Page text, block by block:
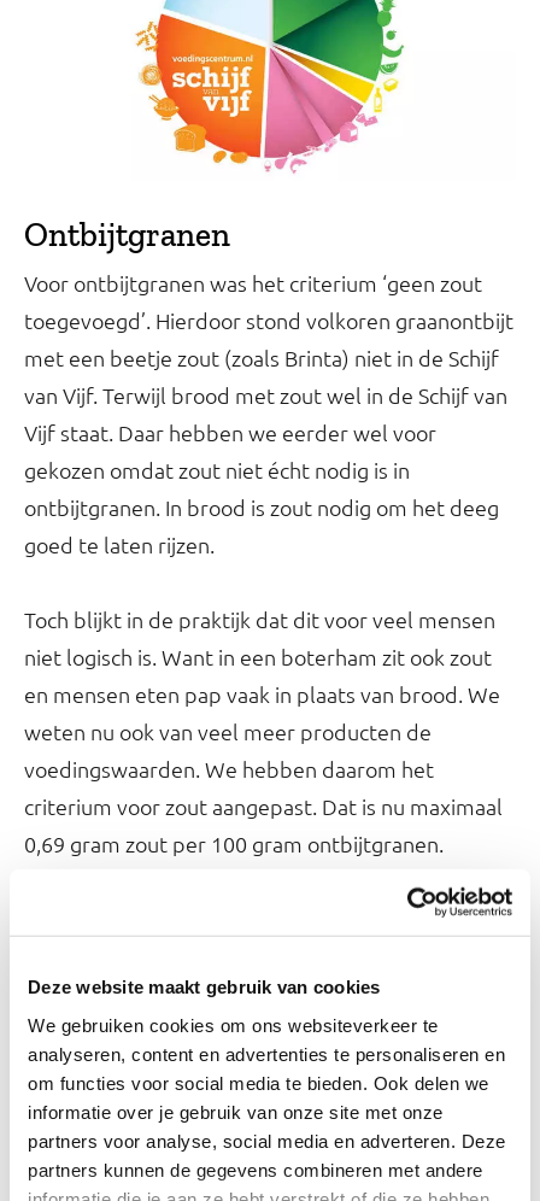
Deze website maakt gebruik van cookies
We gebruiken cookies om ons websiteverkeer te
analyseren, content en advertenties te personaliseren en
om functies voor social media te bieden. Ook delen we
informatie over je gebruik van onze site met onze
partners voor analyse, social media en adverteren. Deze
partners kunnen de gegevens combineren met andere
Ontbijtgranen
Voor ontbijtgranen was het criterium ‘geen zout
toegevoegd’. Hierdoor stond volkoren graanontbijt
met een beetje zout (zoals Brinta) niet in de Schijf
van Vijf. Terwijl brood met zout wel in de Schijf van
Vijf staat. Daar hebben we eerder wel voor
gekozen omdat zout niet écht nodig is in
ontbijtgranen. In brood is zout nodig om het deeg
goed te laten rijzen.
Toch blijkt in de praktijk dat dit voor veel mensen
niet logisch is. Want in een boterham zit ook zout
en mensen eten pap vaak in plaats van brood. We
weten nu ook van veel meer producten de
voedingswaarden. We hebben daarom het
criterium voor zout aangepast. Dat is nu maximaal
0,69 gram zout per 100 gram ontbijtgranen.
ontbijtgranen is dit wel lager dan voor brood. Maar
in de Schijf van Vijf te laten vallen.
Het suikercriterium hebben we veranderd van 16
gram suiker per 100 gram naar geen suiker
toegevoegd. Voorheen konden we toegevoegd
suiker nog niet automatisch herkennen in de